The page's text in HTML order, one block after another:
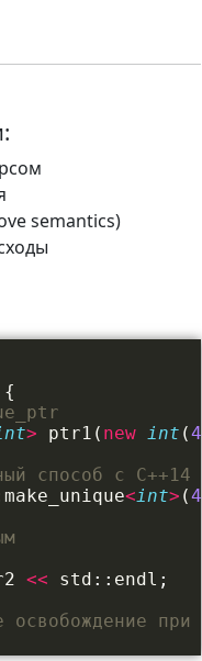
semantics)
{
> ptr1 ( new int (
способ с C++14
make_unique<int> (
<< std :: endl ;
освобождение при